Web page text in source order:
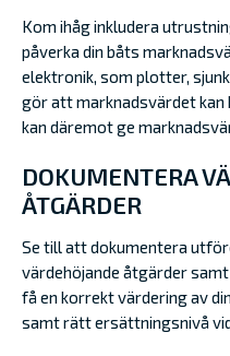
Kom ihåg inkludera
påverka din båts
elektronik, som plotter,
gör att marknadsvärdet kan
kan däremot ge
DOKUMENTERA
ÅTGÄRDER
Se till att dokumentera
värdehöjande åtgärder
få en korrekt värdering av
samt rätt ersättningsnivå